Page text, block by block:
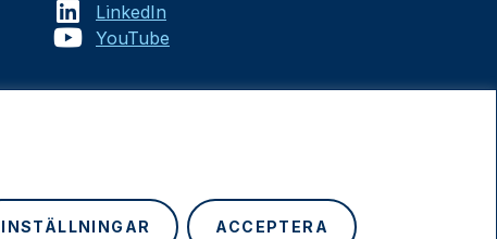
INSTÄLLNINGAR ACCEPTERA
LinkedIn
YouTube